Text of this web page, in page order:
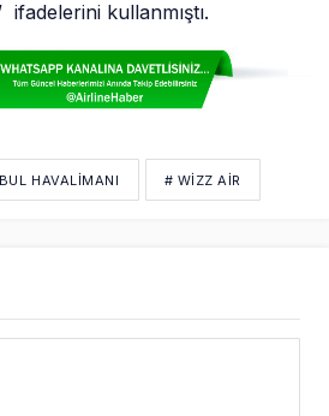
kullanmıştı.
HAVALIMANI # WIZZ AIR